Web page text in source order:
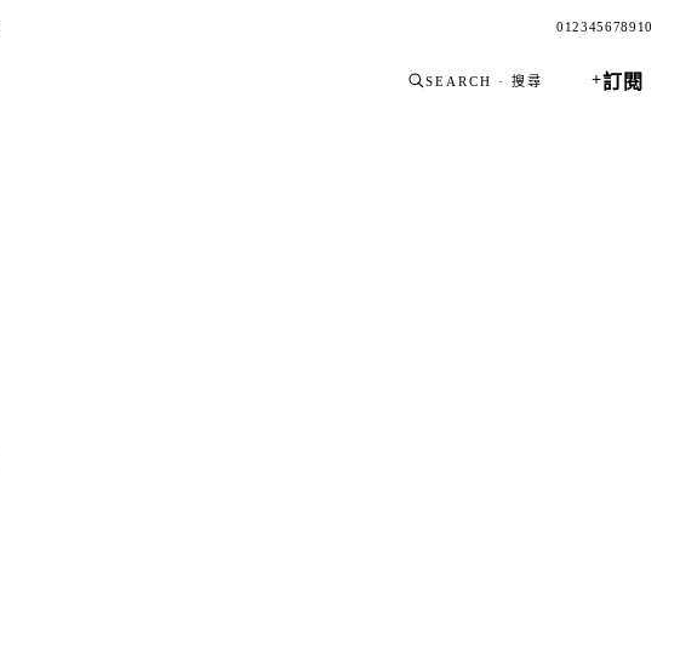
0 123456789 10
SEARCH · 搜尋 +訂閱